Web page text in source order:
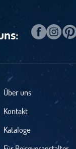
Über uns
Kontakt
Kataloge